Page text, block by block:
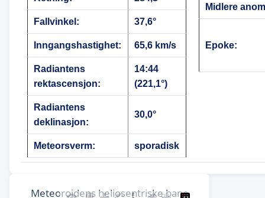
Fallvinkel: 37,6°
Inngangshastighet: 65,6 km/s
Radiantens
rektascensjon:
14:44
(221,1°)
Radiantens
deklinasjon:
30,0°
Meteorsverm: sporadisk
Midlere
Epoke: